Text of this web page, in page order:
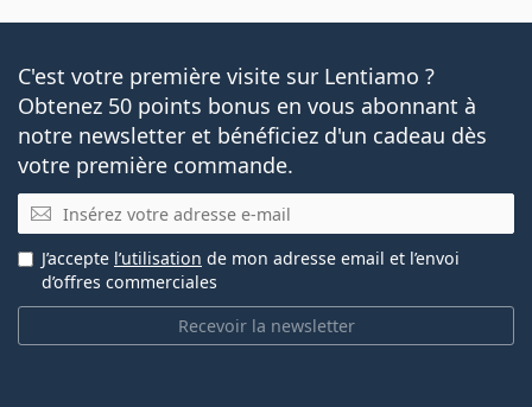
C'est votre première visite sur Lentiamo ?
Obtenez 50 points bonus en vous abonnant à
notre newsletter et bénéficiez d'un cadeau dès
votre première commande.
E-mail
Recevoir la newsletter
J’accepte l’utilisation de mon adresse email et l’envoi
d’offres commerciales